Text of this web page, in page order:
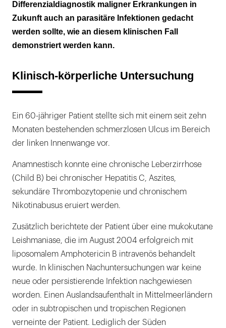
Epidemiologie
Klinischer Nachweis der Infektion
Differenzialdiagnostik maligner Erkrankungen in
Zukunft auch an parasitäre Infektionen gedacht
werden sollte, wie an diesem klinischen Fall
demonstriert werden kann.
Klinisch-körperliche Untersuchung
Ein 60-jähriger Patient stellte sich mit einem seit zehn
Monaten bestehenden schmerzlosen Ulcus im Bereich
der linken Innenwange vor.
Anamnestisch konnte eine chronische Leberzirrhose
(Child B) bei chronischer Hepatitis C, Aszites,
sekundäre Thrombozytopenie und chronischem
Nikotinabusus eruiert werden.
Zusätzlich berichtete der Patient über eine mukokutane
Leishmaniase, die im August 2004 erfolgreich mit
liposomalem Amphotericin B intravenös behandelt
wurde. In klinischen Nachuntersuchungen war keine
neue oder persistierende Infektion nachgewiesen
worden. Einen Auslandsaufenthalt in Mittelmeerländern
oder in subtropischen und tropischen Regionen
verneinte der Patient. Lediglich der Süden